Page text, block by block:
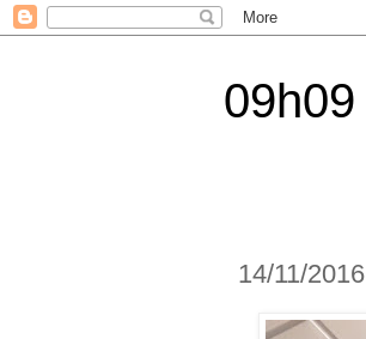
09h09
14/11/2016